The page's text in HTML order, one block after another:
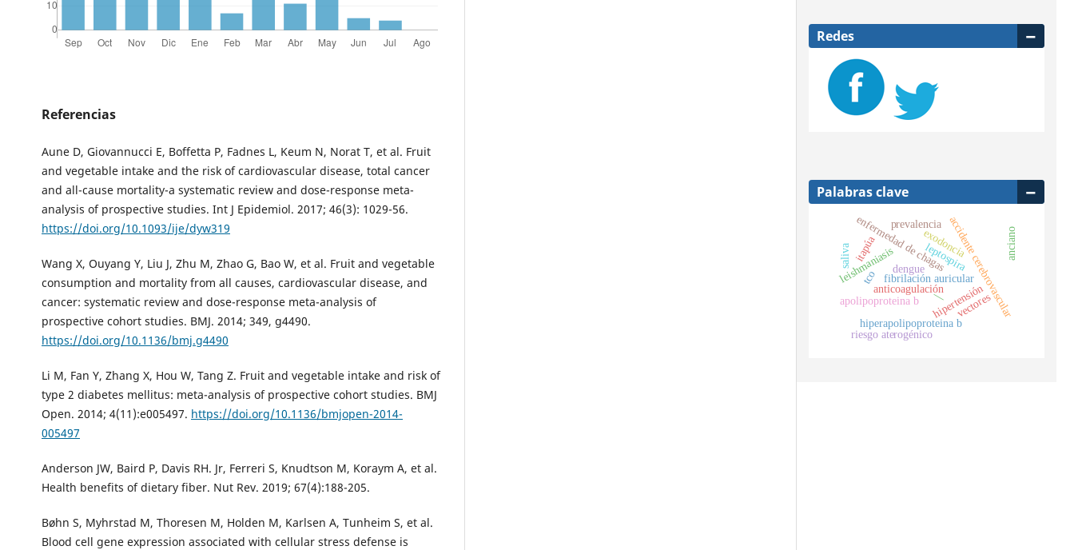
Referencias
Aune D, Giovannucci E, Boffetta P, Fadnes L, Keum N, Norat T, et al. Fruit
and vegetable intake and the risk of cardiovascular disease, total cancer
and all-cause mortality-a systematic review and dose-response meta-
analysis of prospective studies. Int J Epidemiol. 2017; 46(3): 1029-56.
https://doi.org/10.1093/ije/dyw319
Wang X, Ouyang Y, Liu J, Zhu M, Zhao G, Bao W, et al. Fruit and vegetable
consumption and mortality from all causes, cardiovascular disease, and
cancer: systematic review and dose-response meta-analysis of
prospective cohort studies. BMJ. 2014; 349, g4490.
https://doi.org/10.1136/bmj.g4490
Li M, Fan Y, Zhang X, Hou W, Tang Z. Fruit and vegetable intake and risk of
type 2 diabetes mellitus: meta-analysis of prospective cohort studies. BMJ
Open. 2014; 4(11):e005497. https://doi.org/10.1136/bmjopen-2014-
005497
Anderson JW, Baird P, Davis RH. Jr, Ferreri S, Knudtson M, Koraym A, et al.
Health benefits of dietary fiber. Nut Rev. 2019; 67(4):188-205.
Bøhn S, Myhrstad M, Thoresen M, Holden M, Karlsen A, Tunheim S, et al.
Blood cell gene expression associated with cellular stress defense is
Redes
Palabras clave
fibrilación auricular
anticoagulación accidente cerebrovascular
hipertensión
enfermedad de chagas
leishmaniasis
vectores
apolipoproteina b
hiperapolipoproteina b
riesgo aterogénico
dengueleptospira
prevalencia
itapúa
—
anciano
saliva
tco
exodoncia